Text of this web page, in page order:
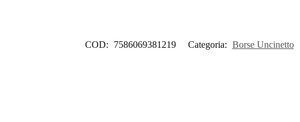
COD: 7586069381219 Categoria: Borse Uncinetto